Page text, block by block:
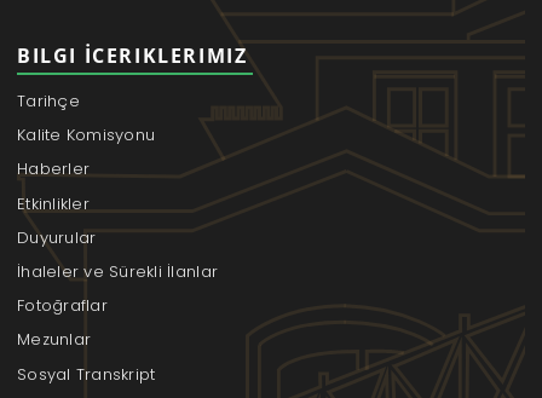
BILGI İCERIKLERIMIZ
Tarihçe
Kalite Komisyonu
Haberler
Etkinlikler
Duyurular
İhaleler ve Sürekli İlanlar
Fotoğraflar
Mezunlar
Sosyal Transkript